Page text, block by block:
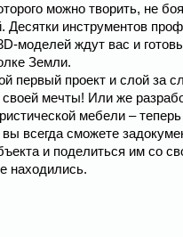
можно творить, не
Десятки инструментов
моделей ждут вас и
Земли.
первый проект и слой за
мечты! Или же
мебели –
вы всегда сможете
и поделиться им со
находились.